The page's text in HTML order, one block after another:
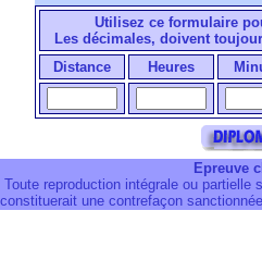
Utilisez ce formulaire
Les décimales, doivent
Distance
Heures
Epreuve
Toute reproduction intégrale ou
constituerait une contrefaçon